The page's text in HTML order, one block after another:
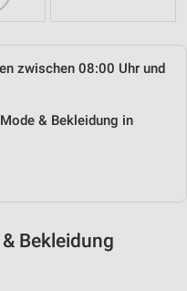
zwischen 08:00 Uhr und
& Bekleidung in
Bekleidung